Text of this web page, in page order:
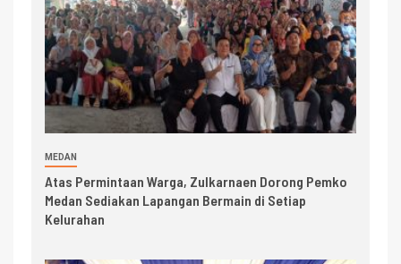
MEDAN
Atas Permintaan Warga, Zulkarnaen Dorong Pemko
Medan Sediakan Lapangan Bermain di Setiap
Kelurahan